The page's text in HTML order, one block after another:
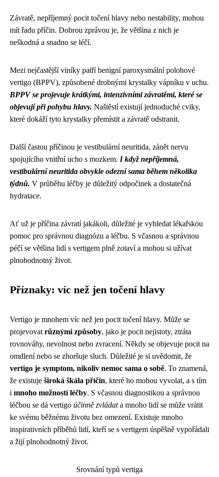
Závratě, nepříjemný pocit točení hlavy nebo nestability, mohou
mít řadu příčin. Dobrou zprávou je, že většina z nich je
neškodná a snadno se léčí.
Mezi nejčastější viníky patří benigní paroxysmální polohové
vertigo (BPPV), způsobené drobnými krystalky vápníku v uchu.
BPPV se projevuje krátkými, intenzivními závratěmi, které se
objevují při pohybu hlavy. Naštěstí existují jednoduché cviky,
které dokáží tyto krystalky přemístit a závratě odstranit.
Další častou příčinou je vestibulární neuritida, zánět nervu
spojujícího vnitřní ucho s mozkem. I když nepříjemná,
vestibulární neuritida obvykle odezní sama během několika
týdnů. V průběhu léčby je důležitý odpočinek a dostatečná
hydratace.
Ať už je příčina závratí jakákoli, důležité je vyhledat lékařskou
pomoc pro správnou diagnózu a léčbu. S včasnou a správnou
péčí se většina lidí s vertigem plně zotaví a mohou si užívat
plnohodnotný život.
Příznaky: víc než jen točení hlavy
Vertigo je mnohem víc než jen pocit točení hlavy. Může se
projevovat různými způsoby, jako je pocit nejistoty, ztráta
rovnováhy, nevolnost nebo zvracení. Někdy se objevuje pocit na
omdlení nebo se zhoršuje sluch. Důležité je si uvědomit, že
vertigo je symptom, nikoliv nemoc sama o sobě. To znamená,
že existuje široká škála příčin, které ho mohou vyvolat, a s tím
i mnoho možností léčby. S včasnou diagnostikou a správnou
léčbou se dá vertigo účinně zvládata mnoho lidí se může vrátit
ke svému běžnému životu bez omezení. Existuje mnoho
inspirativních příběhů lidí, kteří se s vertigem úspěšně vypořádali
a žijí plnohodnotný život.
Srovnání typů vertiga